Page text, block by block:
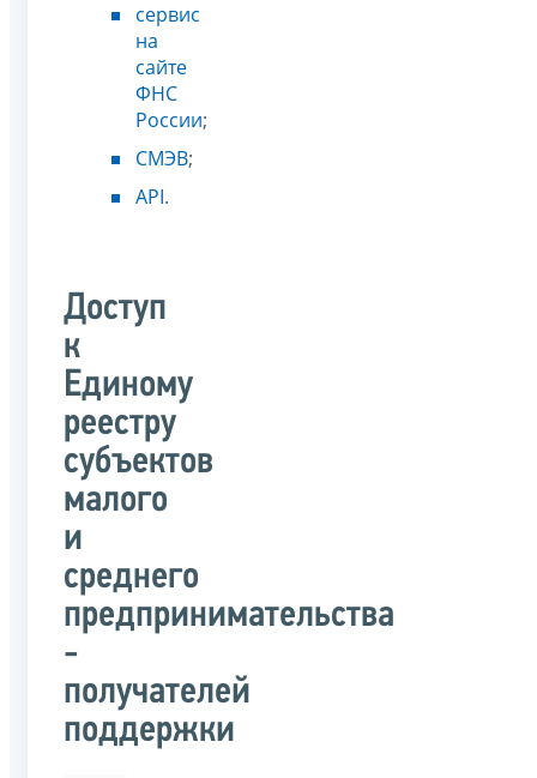
сервис
на
сайте
ФНС
России;
СМЭВ;
API.
Доступ
к
Единому
реестру
субъектов
малого
и
среднего
предпринимательства
-
получателей
поддержки